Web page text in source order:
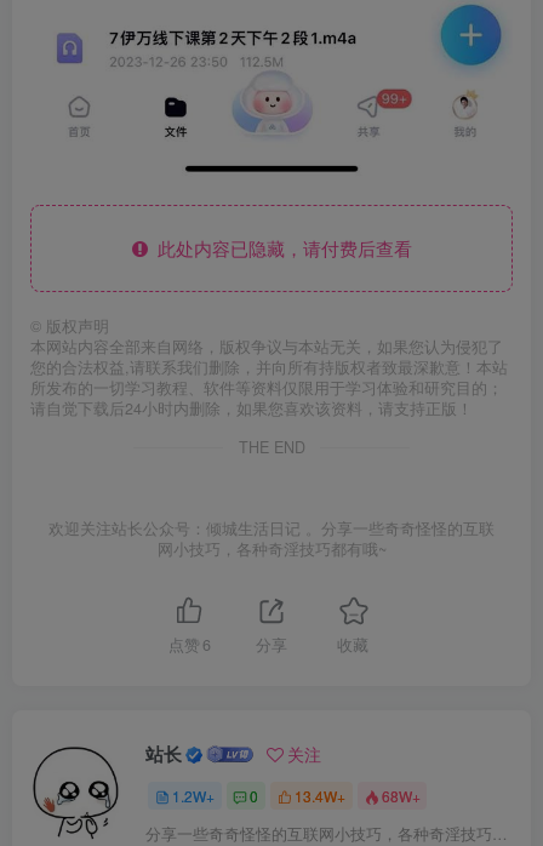
此处内容已隐藏，请付费后查看
© 版权声明
本网站内容全部来自网络，版权争议与本站无关，如果您认为侵犯了
您的合法权益,请联系我们删除，并向所有持版权者致最深歉意！本站
所发布的一切学习教程、软件等资料仅限用于学习体验和研究目的；
请自觉下载后24小时内删除，如果您喜欢该资料，请支持正版！
THE END
欢迎关注站长公众号：倾城生活日记 。分享一些奇奇怪怪的互联
网小技巧，各种奇淫技巧都有哦~
点赞 6 分享 收藏
站长 关注
1.2W+ 0 13.4W+ 68W+